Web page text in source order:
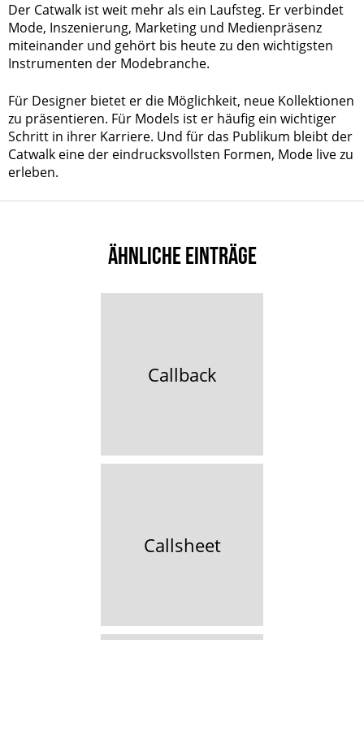
Der Catwalk ist weit mehr als ein Laufsteg. Er verbindet
Mode, Inszenierung, Marketing und Medienpräsenz
miteinander und gehört bis heute zu den wichtigsten
Instrumenten der Modebranche.
Für Designer bietet er die Möglichkeit, neue Kollektionen
zu präsentieren. Für Models ist er häufig ein wichtiger
Schritt in ihrer Karriere. Und für das Publikum bleibt der
Catwalk eine der eindrucksvollsten Formen, Mode live zu
erleben.
ÄHNLICHE EINTRÄGE
Callback
Callsheet